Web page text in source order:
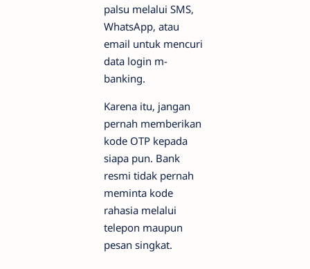
palsu melalui SMS,
WhatsApp, atau
email untuk mencuri
data login m-
banking.
Karena itu, jangan
pernah memberikan
kode OTP kepada
siapa pun. Bank
resmi tidak pernah
meminta kode
rahasia melalui
telepon maupun
pesan singkat.